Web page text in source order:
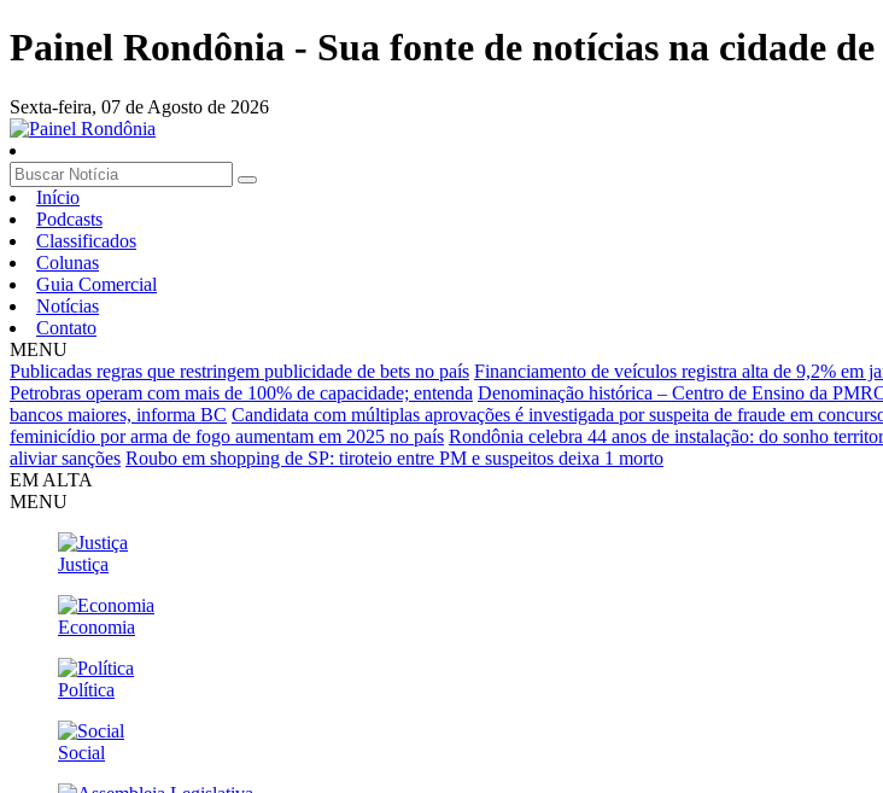
Painel Rondônia - Sua fonte de notícias na cidade de
Sexta-feira, 07 de Agosto de 2026
Início
Podcasts
Classificados
Colunas
Guia Comercial
Notícias
Contato
MENU
Publicadas regras que restringem publicidade de bets no país Financiamento de veículos registra alta de 9,2% em
Petrobras operam com mais de 100% de capacidade; entenda Denominação histórica – Centro de Ensino da
bancos maiores, informa BC Candidata com múltiplas aprovações é investigada por suspeita de fraude em
feminicídio por arma de fogo aumentam em 2025 no país Rondônia celebra 44 anos de instalação: do sonho
aliviar sanções Roubo em shopping de SP: tiroteio entre PM e suspeitos deixa 1 morto
EM ALTA
MENU
Justiça
Economia
Política
Social